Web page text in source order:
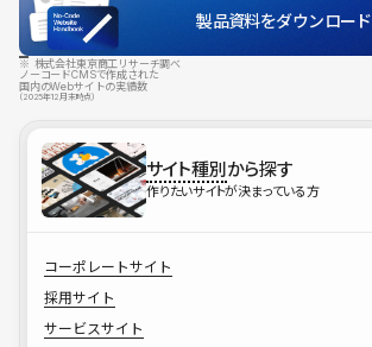
製品資料をダウンロード
※ 株式会社東京商工リサーチ調べ
ノーコードCMSで作成された
国内のWebサイトの実績数
（2025年12月末時点）
サイト種別から探す
作りたいサイトが決まっている方
コーポレートサイト
採用サイト
サービスサイト